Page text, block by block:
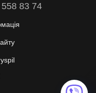
83 74